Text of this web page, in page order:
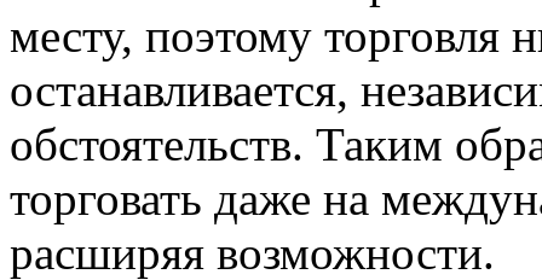
месту, поэтому торговля
останавливается,
обстоятельств. Таким
торговать даже на
расширяя возможности.